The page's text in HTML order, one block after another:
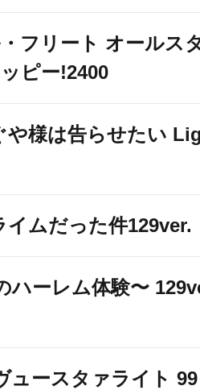
フリート オールス
ピー!2400
や様は告らせたい
イムだった件129ver.
ハーレム体験〜
ュースタァライト